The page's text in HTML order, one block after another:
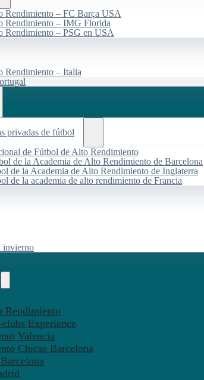
Rendimiento – FC Barça USA
Rendimiento – IMG Florida
Rendimiento – PSG en USA
Rendimiento – Italia
privadas de fútbol
de Fútbol de Alto Rendimiento
de la Academia de Alto Rendimiento de Barcelona
de la Academia de Alto Rendimiento de Inglaterra
de la academia de alto rendimiento de Francia
invierno
Rendimiento
Experience
Valencia
Chicas Barcelona